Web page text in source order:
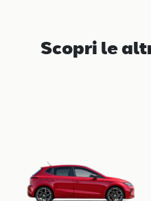
Scopri le